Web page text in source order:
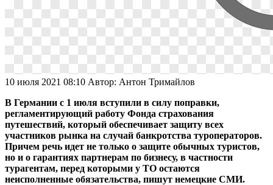
10 июля 2021 08:10 Автор: Антон Тримайлов
В Германии с 1 июля вступили в силу поправки,
регламентирующий работу Фонда страхования
путешествий, который обеспечивает защиту всех
участников рынка на случай банкротства туроператоров.
Причем речь идет не только о защите обычных туристов,
но и о гарантиях партнерам по бизнесу, в частности
турагентам, перед которыми у ТО остаются
неисполненные обязательства, пишут немецкие СМИ.